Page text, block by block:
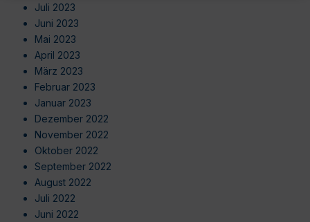
Juli 2023
Juni 2023
Mai 2023
April 2023
März 2023
Februar 2023
Januar 2023
Dezember 2022
November 2022
Oktober 2022
September 2022
August 2022
Juli 2022
Juni 2022